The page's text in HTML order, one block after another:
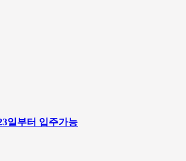
일부터 입주가능